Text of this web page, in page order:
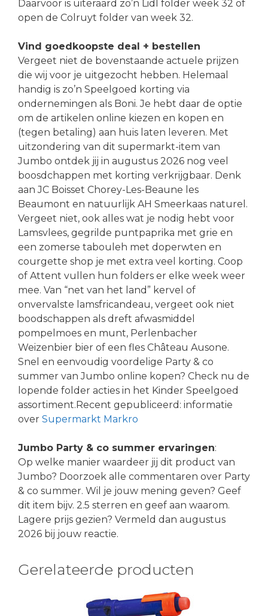
Daarvoor is uiteraard zo’n Lidl folder week 32 of
open de Colruyt folder van week 32.
Vind goedkoopste deal + bestellen
Vergeet niet de bovenstaande actuele prijzen
die wij voor je uitgezocht hebben. Helemaal
handig is zo’n Speelgoed korting via
ondernemingen als Boni. Je hebt daar de optie
om de artikelen online kiezen en kopen en
(tegen betaling) aan huis laten leveren. Met
uitzondering van dit supermarkt-item van
Jumbo ontdek jij in augustus 2026 nog veel
boosdchappen met korting verkrijgbaar. Denk
aan JC Boisset Chorey-Les-Beaune les
Beaumont en natuurlijk AH Smeerkaas naturel.
Vergeet niet, ook alles wat je nodig hebt voor
Lamsvlees, gegrilde puntpaprika met grie en
een zomerse tabouleh met doperwten en
courgette shop je met extra veel korting. Coop
of Attent vullen hun folders er elke week weer
mee. Van “net van het land” kervel of
onvervalste lamsfricandeau, vergeet ook niet
boodschappen als dreft afwasmiddel
pompelmoes en munt, Perlenbacher
Weizenbier bier of een fles Château Ausone.
Snel en eenvoudig voordelige Party & co
summer van Jumbo online kopen? Check nu de
lopende folder acties in het Kinder Speelgoed
assortiment.Recent gepubliceerd: informatie
over Supermarkt Markro
Jumbo Party & co summer ervaringen:
Op welke manier waardeer jij dit product van
Jumbo? Doorzoek alle commentaren over Party
& co summer. Wil je jouw mening geven? Geef
dit item bijv. 2.5 sterren en geef aan waarom.
Lagere prijs gezien? Vermeld dan augustus
2026 bij jouw reactie.
Gerelateerde producten